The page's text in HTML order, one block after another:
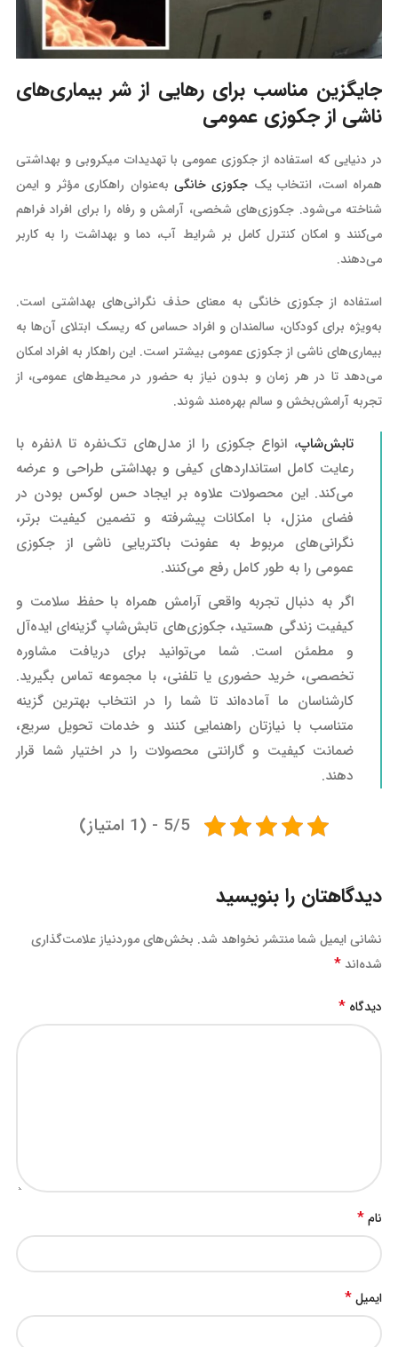
جایگزین مناسب برای رهایی از شر بیماری‌های
ناشی از جکوزی عمومی
در دنیایی که استفاده از جکوزی عمومی با تهدیدات میکروبی و بهداشتی
همراه است، انتخاب یک جکوزی خانگی به‌عنوان راهکاری مؤثر و ایمن
شناخته می‌شود. جکوزی‌های شخصی، آرامش و رفاه را برای افراد فراهم
می‌کنند و امکان کنترل کامل بر شرایط آب، دما و بهداشت را به کاربر
می‌دهند.
استفاده از جکوزی خانگی به معنای حذف نگرانی‌های بهداشتی است.
به‌ویژه برای کودکان، سالمندان و افراد حساس که ریسک ابتلای آن‌ها به
بیماری‌های ناشی از جکوزی عمومی بیشتر است. این راهکار به افراد امکان
می‌دهد تا در هر زمان و بدون نیاز به حضور در محیط‌های عمومی، از
تجربه آرامش‌بخش و سالم بهره‌مند شوند.
تابش‌شاپ
، انواع جکوزی را از مدل‌های تک‌نفره تا ۸نفره با
رعایت کامل استانداردهای کیفی و بهداشتی طراحی و عرضه
می‌کند. این محصولات علاوه بر ایجاد حس لوکس بودن در
فضای منزل، با امکانات پیشرفته و تضمین کیفیت برتر،
نگرانی‌های مربوط به عفونت باکتریایی ناشی از جکوزی
عمومی را به طور کامل رفع می‌کنند.
اگر به دنبال تجربه واقعی آرامش همراه با حفظ سلامت و
کیفیت زندگی هستید، جکوزی‌های تابش‌شاپ گزینه‌ای ایده‌آل
و مطمئن است. شما می‌توانید برای دریافت مشاوره
تخصصی، خرید حضوری یا تلفنی، با مجموعه تماس بگیرید.
کارشناسان ما آماده‌اند تا شما را در انتخاب بهترین گزینه
متناسب با نیازتان راهنمایی کنند و خدمات تحویل سریع،
ضمانت کیفیت و گارانتی محصولات را در اختیار شما قرار
دهند.
5/5 - (1 امتیاز)
دیدگاهتان را بنویسید
نشانی ایمیل شما منتشر نخواهد شد. بخش‌های موردنیاز علامت‌گذاری
شده‌اند *
دیدگاه *
نام*
ایمیل*